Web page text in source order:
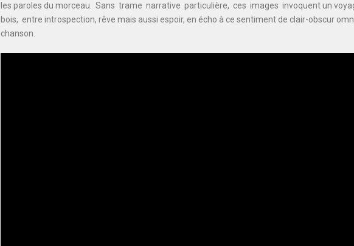
les paroles dumorceau. Sans trame narrative particulière, ces images invoquent un
bois, entre introspection, rêve mais aussi espoir, en écho à cesentiment de clair-obscur
chanson.